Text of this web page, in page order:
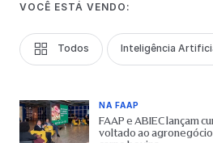
VOCÊ ESTÁ VENDO:
Todos Inteligência
NA FAAP
FAAP e ABIEC lançam
voltado ao